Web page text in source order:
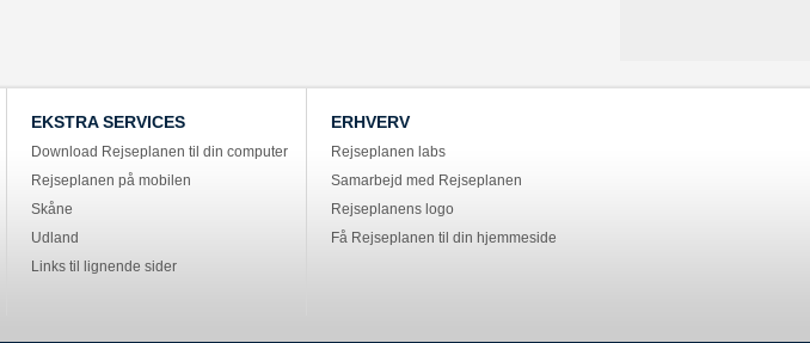
EKSTRA SERVICES
Download Rejseplanen til din computer
Rejseplanen på mobilen
Skåne
Udland
Links til lignende sider
ERHVERV
Rejseplanen labs
Samarbejd med Rejseplanen
Rejseplanens logo
Få Rejseplanen til din hjemmeside